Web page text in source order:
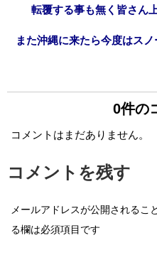
転覆する事も無く皆さん
また沖縄に来たら今度はス
0件の
コメントはまだありません。
コメントを残す
メールアドレスが公開されるこ
る欄は必須項目です